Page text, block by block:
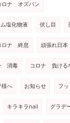
ロナ オズバン
塩化物液 伏し目
ロナ 終息 頑張れ日
消毒 コロナ 負ける
様へ お知らせ フ
キラキラnail グラデ